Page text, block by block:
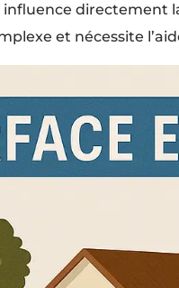
directement
et nécessite